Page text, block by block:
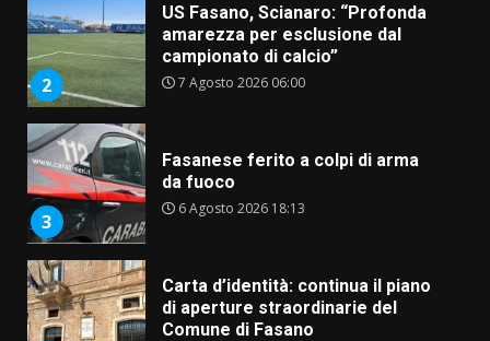
2
US Fasano, Scianaro: “Profonda
amarezza per esclusione dal
campionato di calcio”
7 Agosto 2026 06:00
3
Fasanese ferito a colpi di arma
da fuoco
6 Agosto 2026 18:13
Carta d’identità: continua il piano
di aperture straordinarie del
Comune di Fasano